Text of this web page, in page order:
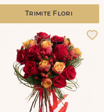
Trimite Flori